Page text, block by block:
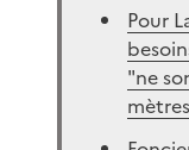
Pour
"ne